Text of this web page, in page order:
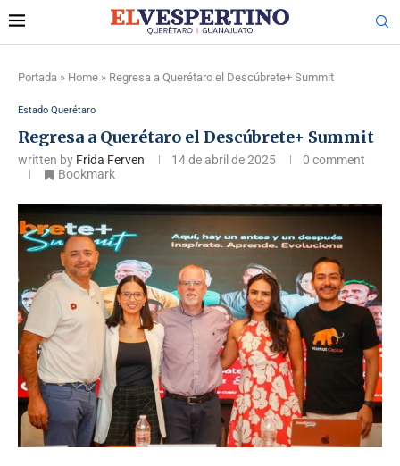
Portada » Home » Regresa a Querétaro el Descúbrete+ Summit
Estado Querétaro
Regresa a Querétaro el Descúbrete+ Summit
written by Frida Ferven 14 de abril de 2025
0 comment
Bookmark